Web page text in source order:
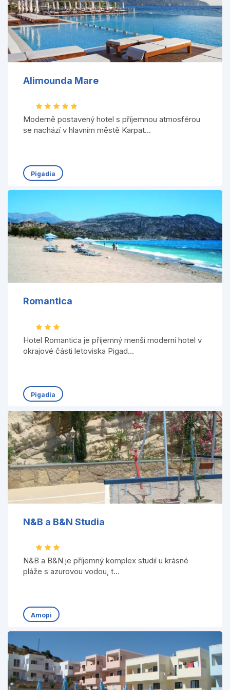
Alimounda Mare
Moderně postavený hotel s příjemnou atmosférou
se nachází v hlavním městě Karpat...
Pigadia
Romantica
Hotel Romantica je příjemný menší moderní hotel v
okrajové části letoviska Pigad...
Pigadia
N&B a B&N Studia
N&B a B&N je příjemný komplex studií u krásné
pláže s azurovou vodou, t...
Amopi